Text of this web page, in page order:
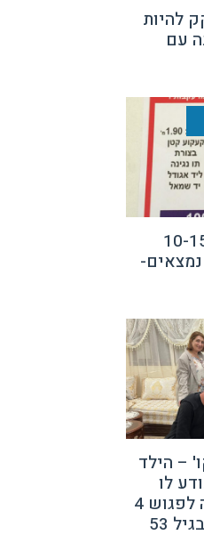
להיות
עם
בכל שנה 10-15
– הילד
לו
שהוא מאומץ ואיך זה לפגוש 4
53